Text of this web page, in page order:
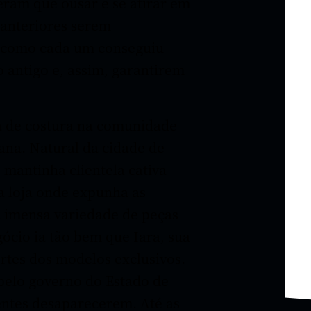
serem
cada um conseguiu
e, assim, garantirem
costura na comunidade
Natural da cidade de
clientela cativa
onde expunha as
variedade de peças
ia tão bem que Iara, sua
dos modelos exclusivos.
governo do Estado de
desaparecerem. Até as